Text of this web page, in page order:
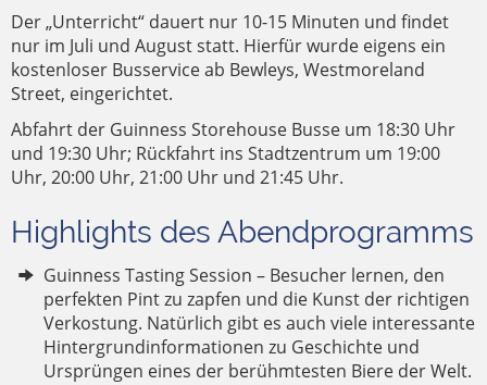
Der „Unterricht“ dauert nur 10-15 Minuten und findet
nur im Juli und August statt. Hierfür wurde eigens ein
kostenloser Busservice ab Bewleys, Westmoreland
Street, eingerichtet.
Abfahrt der Guinness Storehouse Busse um 18:30 Uhr
und 19:30 Uhr; Rückfahrt ins Stadtzentrum um 19:00
Uhr, 20:00 Uhr, 21:00 Uhr und 21:45 Uhr.
Highlights des Abendprogramms
Guinness Tasting Session – Besucher lernen, den
perfekten Pint zu zapfen und die Kunst der richtigen
Verkostung. Natürlich gibt es auch viele interessante
Hintergrundinformationen zu Geschichte und
Ursprüngen eines der berühmtesten Biere der Welt.